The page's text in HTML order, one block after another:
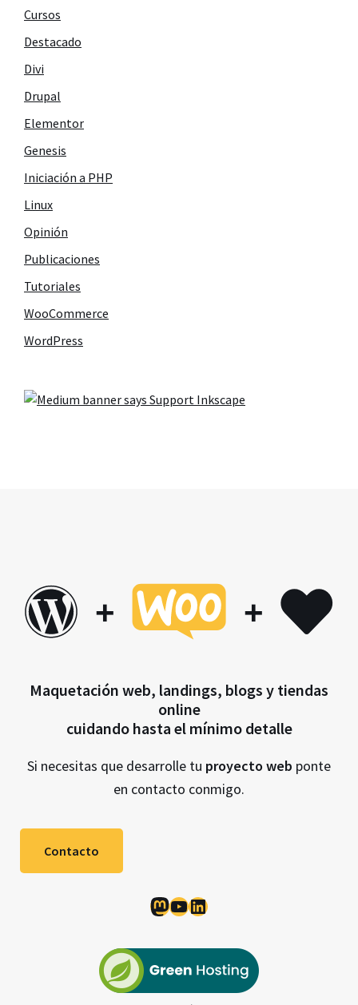
Cursos
Destacado
Divi
Drupal
Elementor
Genesis
Iniciación a PHP
Linux
Opinión
Publicaciones
Tutoriales
WooCommerce
WordPress
+ +
Maquetación web, landings, blogs y tiendas
online
cuidando hasta el mínimo detalle
Si necesitas que desarrolle tu proyecto web ponte
en contacto conmigo.
Contacto
Mastodon
YouTube
LinkedIn